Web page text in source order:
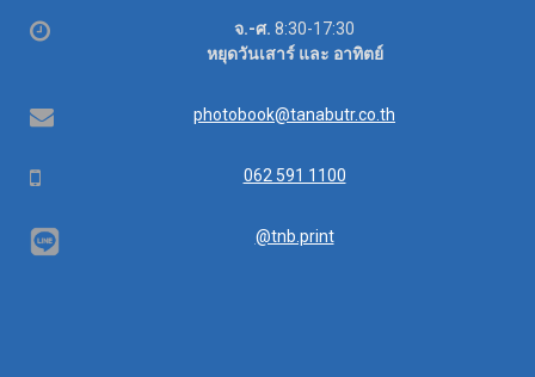
เวลา
จ.-ศ. 8:30-17:30
หยุดวันเสาร์ และ อาทิตย์
อีเมล photobook@tanabutr.co.th
โทรศัพท์ 062 591 1100
@tnb.print